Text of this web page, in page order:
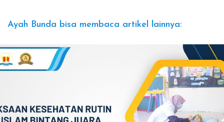
Ayah Bunda bisa membaca artikel lainnya: